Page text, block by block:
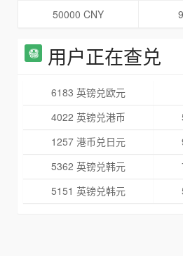
50000 CNY
用户正在查兑
6183 英镑兑欧元
4022 英镑兑港币
1257 港币兑日元
5362 英镑兑韩元
5151 英镑兑韩元